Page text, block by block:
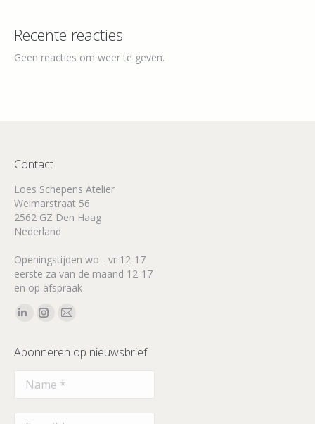
Recente reacties
Geen reacties om weer te geven.
Contact
Loes Schepens Atelier
Weimarstraat 56
2562 GZ Den Haag
Nederland
Openingstijden wo - vr 12-17
eerste za van de maand 12-17
en op afspraak
Vind ons op:
Linkedin
opens
Instagram
opens
Mail
opens
Abonneren op nieuwsbrief